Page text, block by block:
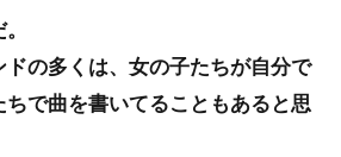
の多くは、女の子たちが自分で
で曲を書いてることもあると思